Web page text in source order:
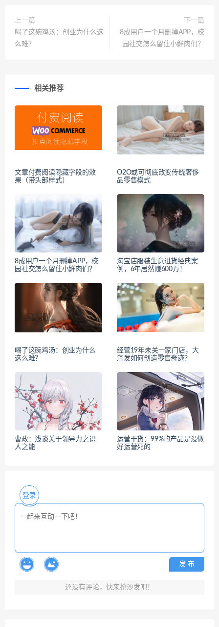
上一篇
喝了这碗鸡汤：创业为什么这
么难？
下一篇
8成用户一个月删掉APP，校
园社交怎么留住小鲜肉们？
相关推荐
文章付费阅读隐藏字段的效
果（带头部样式）
O2O或可彻底改变传统奢侈
品零售模式
8成用户一个月删掉APP，校
园社交怎么留住小鲜肉们？
淘宝店服装生意进货经典案
例，6年居然赚600万！
喝了这碗鸡汤：创业为什么
这么难？
经营19年未关一家门店，大
润发如何创造零售奇迹？
曹政：浅谈关于领导力之识
人之能
运营干货：99%的产品是没做
好运营死的
登录
发 布
还没有评论，快来抢沙发吧！